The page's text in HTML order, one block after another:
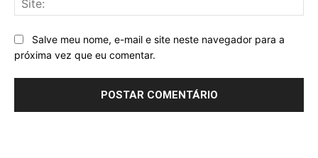
Salve meu nome, e-mail e site neste navegador para a
próxima vez que eu comentar.